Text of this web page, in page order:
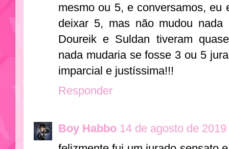
mesmo ou 5, e conversamos, eu
deixar 5, mas não mudou nada
Doureik e Suldan tiveram
nada mudaria se fosse 3 ou 5
imparcial e justíssima!!!
Responder
Boy Habbo 14 de agosto de